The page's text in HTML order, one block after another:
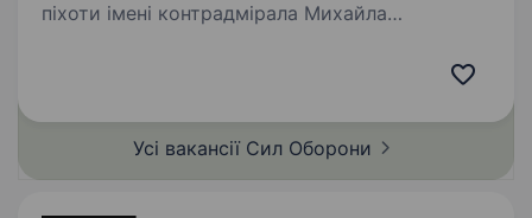
піхоти імені контрадмірала Михайла
Якщо ти прагнеш…
Усі вакансії Сил Оборони